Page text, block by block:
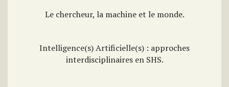
Le chercheur, la machine et le monde.
Intelligence(s) Artificielle(s) : approches
interdisciplinaires en SHS.